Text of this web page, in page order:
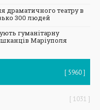
драматичного театру в
300 людей
гуманітарну
Маріуполя
5960
1031